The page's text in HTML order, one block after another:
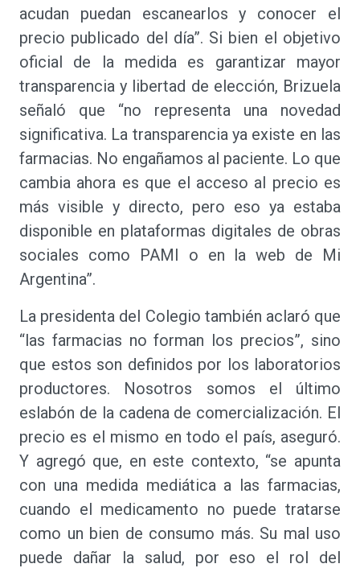
acudan puedan escanearlos y conocer el
precio publicado del día”. Si bien el objetivo
oficial de la medida es garantizar mayor
transparencia y libertad de elección, Brizuela
señaló que “no representa una novedad
significativa. La transparencia ya existe en las
farmacias. No engañamos al paciente. Lo que
cambia ahora es que el acceso al precio es
más visible y directo, pero eso ya estaba
disponible en plataformas digitales de obras
sociales como PAMI o en la web de Mi
Argentina”.
La presidenta del Colegio también aclaró que
“las farmacias no forman los precios”, sino
que estos son definidos por los laboratorios
productores. Nosotros somos el último
eslabón de la cadena de comercialización. El
precio es el mismo en todo el país, aseguró.
Y agregó que, en este contexto, “se apunta
con una medida mediática a las farmacias,
cuando el medicamento no puede tratarse
como un bien de consumo más. Su mal uso
puede dañar la salud, por eso el rol del